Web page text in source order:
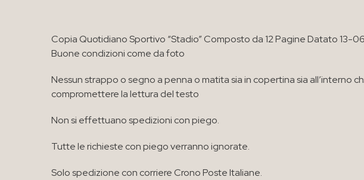
Copia Quotidiano Sportivo “Stadio” Composto da 12 Pagine Datato 13-
Buone condizioni come da foto
Nessun strappo o segno a penna o matita sia in copertina sia all’interno
compromettere la lettura del testo
Non si effettuano spedizioni con piego.
Tutte le richieste con piego verranno ignorate.
Solo spedizione con corriere Crono Poste Italiane.